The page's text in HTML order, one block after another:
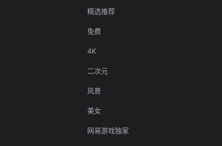
精选推荐
免费
4K
二次元
风景
美女
网易游戏独家